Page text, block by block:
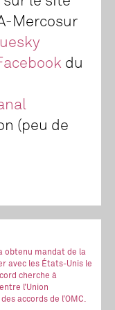
Mercosur
du
(peu de
obtenu mandat de la
avec les États-Unis le
cherche à
l’Union
accords de l’OMC.